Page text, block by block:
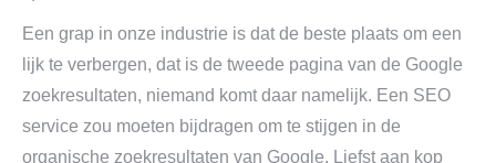
Een grap in onze industrie is dat de beste plaats om een
lijk te verbergen, dat is de tweede pagina van de Google
zoekresultaten, niemand komt daar namelijk. Een SEO
service zou moeten bijdragen om te stijgen in de
organische zoekresultaten van Google. Liefst aan kop